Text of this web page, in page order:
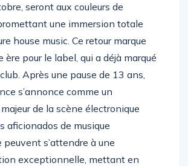
seront aux couleurs de
une immersion totale
house music. Ce retour marque
ère pour le label, qui a déjà marqué
Après une pause de 13 ans,
s’annonce comme un
de la scène électronique
aficionados de musique
peuvent s’attendre à une
exceptionnelle, mettant en